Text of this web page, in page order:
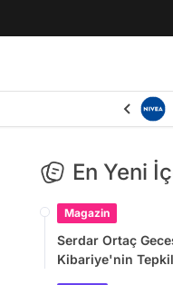
En Yeni
Magazin
Serdar Ortaç
Kibariye'nin